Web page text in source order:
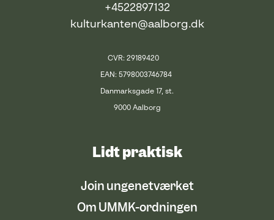
+4522897132
kulturkanten@aalborg.dk
CVR: 29189420
EAN: 5798003746784
Danmarksgade 17, st.
9000 Aalborg
Lidt praktisk
Join ungenetværket
Om UMMK-ordningen